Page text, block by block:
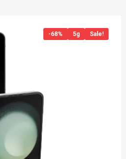
-68% 5g Sale!